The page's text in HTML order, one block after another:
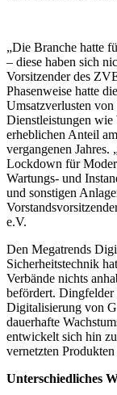
„Die Branche hatte
– diese haben sich
Vorsitzender des
Phasenweise hatte
Umsatzverlusten von
Dienstleistungen wie
erheblichen Anteil
vergangenen
Lockdown für
Wartungs- und
und sonstigen
e.V.
Den Megatrends
Sicherheitstechnik
Verbände nichts
befördert. Dingfelder
Digitalisierung von
dauerhafte
entwickelt sich hin
vernetzten
Unterschiedliches